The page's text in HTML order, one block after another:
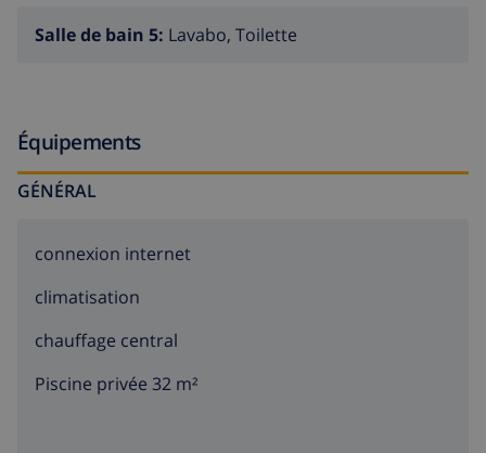
Salle de bain 5: Lavabo, Toilette
Équipements
GÉNÉRAL
connexion internet
climatisation
chauffage central
Piscine privée 32 m²